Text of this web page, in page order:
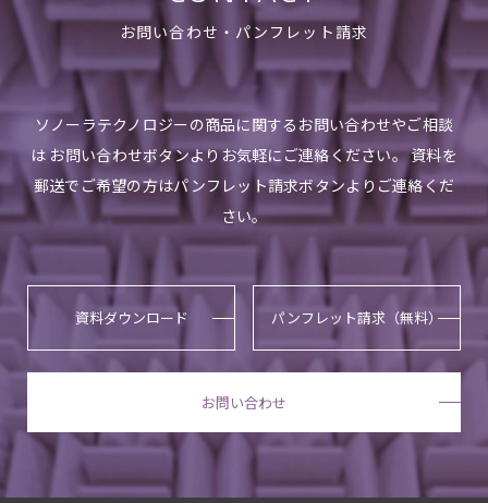
お問い合わせ・パンフレット請求
ソノーラテクノロジーの商品に関するお問い合わせやご相談
は お問い合わせボタンよりお気軽にご連絡ください。 資料を
郵送でご希望の方はパンフレット請求ボタンよりご連絡くだ
さい。
資料ダウンロード パンフレット請求（無料）
お問い合わせ